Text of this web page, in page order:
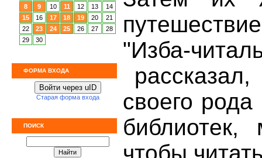
8
9 10 11 12 13
14
15
16 17 18 19 20
21
22
23 24 25 26 27
28
29
30
ФОРМА ВХОДА
Войти через uID
Старая форма входа
ПОИСК
"Изба-
своего